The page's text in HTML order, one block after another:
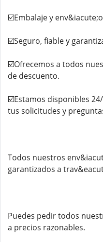
☑️Embalaje y
☑️Seguro, fiable y
☑️Ofrecemos a todos
de descuento.
☑️Estamos disponibles
tus solicitudes y
Todos nuestros
garantizados a
Puedes pedir todos
a precios razonables.